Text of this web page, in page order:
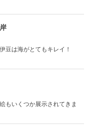
豆は海がとてもキレイ！
もいくつか展示されてきま